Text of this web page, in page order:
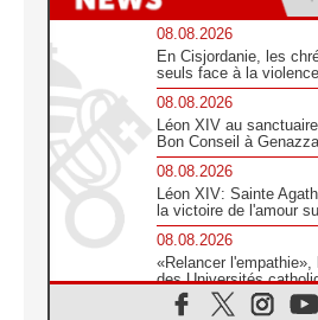
08.08.2026
En Cisjordanie, les
seuls face à la
08.08.2026
Léon XIV au
Bon Conseil à
08.08.2026
Léon XIV: Sainte
la victoire de l'amour
08.08.2026
«Relancer
des Universités
08.08.2026